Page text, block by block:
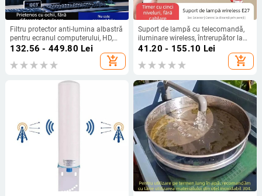
Filtru protector anti-lumina albastră
pentru ecranul computerului, HD,
model suspendat, pentru monitor
desktop de 23.8–24 inch, protecție
împotriva radiațiilor pentru ochi
132.56 - 449.80 Lei
add_shopping_cart
Suport de lampă cu telecomandă,
iluminare wireless, întrerupător la
distanță (Brand: International
telecomandă; Comutator:
41.20 - 155.10 Lei
add_shopping_cart